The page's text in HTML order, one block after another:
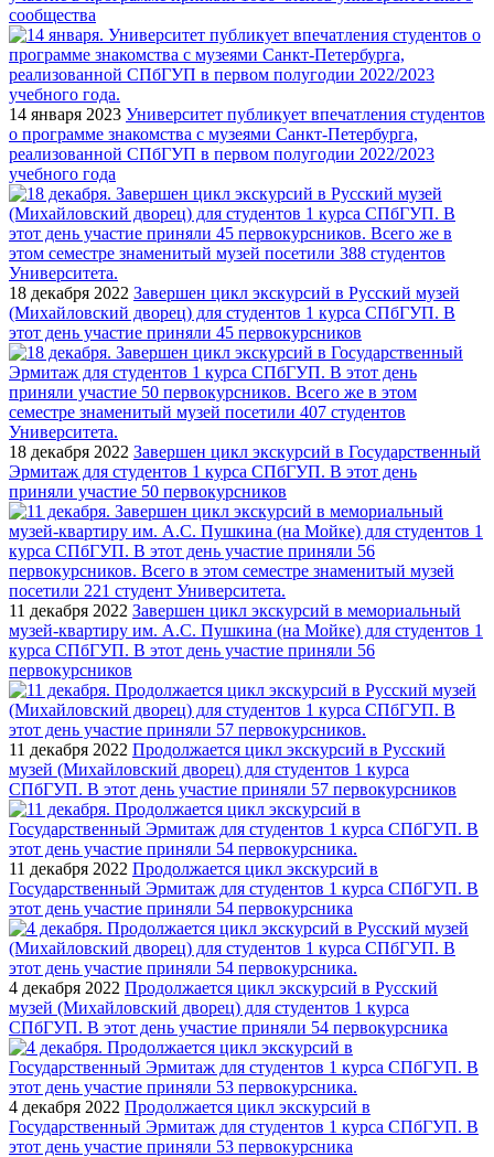
сообщества
14 января 2023 Университет публикует впечатления студентов
о программе знакомства с музеями Санкт-Петербурга,
реализованной СПбГУП в первом полугодии 2022/2023
учебного года
18 декабря 2022 Завершен цикл экскурсий в Русский музей
(Михайловский дворец) для студентов 1 курса СПбГУП. В
этот день участие приняли 45 первокурсников
18 декабря 2022 Завершен цикл экскурсий в Государственный
Эрмитаж для студентов 1 курса СПбГУП. В этот день
приняли участие 50 первокурсников
11 декабря 2022 Завершен цикл экскурсий в мемориальный
музей-квартиру им. А.С. Пушкина (на Мойке) для студентов 1
курса СПбГУП. В этот день участие приняли 56
первокурсников
11 декабря 2022 Продолжается цикл экскурсий в Русский
музей (Михайловский дворец) для студентов 1 курса
СПбГУП. В этот день участие приняли 57 первокурсников
11 декабря 2022 Продолжается цикл экскурсий в
Государственный Эрмитаж для студентов 1 курса СПбГУП. В
этот день участие приняли 54 первокурсника
4 декабря 2022 Продолжается цикл экскурсий в Русский
музей (Михайловский дворец) для студентов 1 курса
СПбГУП. В этот день участие приняли 54 первокурсника
4 декабря 2022 Продолжается цикл экскурсий в
Государственный Эрмитаж для студентов 1 курса СПбГУП. В
этот день участие приняли 53 первокурсника